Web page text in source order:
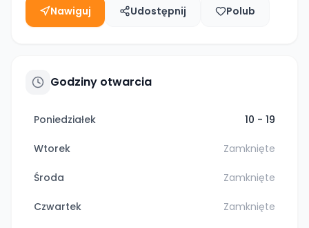
Nawiguj Udostępnij Polub
Godziny otwarcia
Poniedziałek 10 - 19
Wtorek Zamknięte
Środa Zamknięte
Czwartek Zamknięte